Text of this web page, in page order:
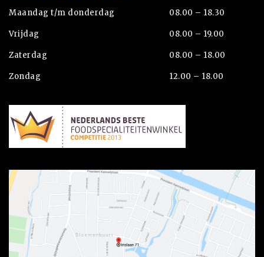
Maandag t/m donderdag 08.00 – 18.30
Vrijdag 08.00 – 19.00
Zaterdag 08.00 – 18.00
Zondag 12.00 – 18.00